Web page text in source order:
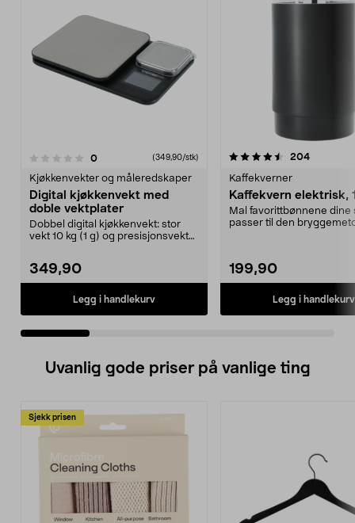
0anmeldelser (349,90/stk)
Kjøkkenvekter og måleredskaper
Digital kjøkkenvekt med
doble vektplater
Dobbel digital kjøkkenvekt: stor
vekt 10 kg (1 g) og presisjonsvekt
349,90
Legg i handlekurv
4.5 av 5 stjerner 204
Kaffekverner
Kaffekvern elektrisk,
Mal favorittbønnene dine
passer til den
199,90
Legg i handlekurv
4.5 av 5 stjerner
Uvanlig gode priser på vanlige ting
Sjekk prisen